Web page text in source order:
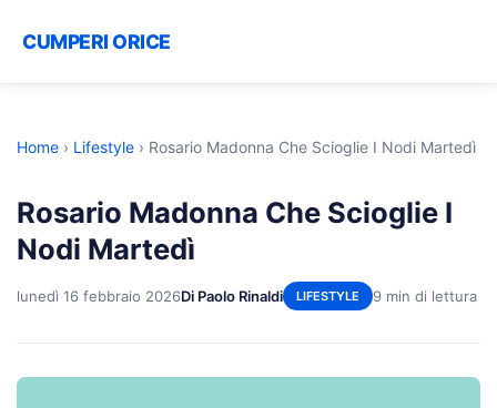
CUMPERI ORICE
Home › Lifestyle › Rosario Madonna Che Scioglie I Nodi Martedì
Rosario Madonna Che Scioglie I
Nodi Martedì
lunedì 16 febbraio 2026Di Paolo Rinaldi LIFESTYLE 9 min di lettura